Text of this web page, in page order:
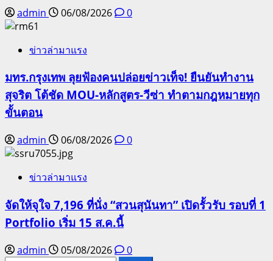
admin 06/08/2026 0
ข่าวล่ามาแรง
มทร.กรุงเทพ ลุยฟ้องคนปล่อยข่าวเท็จ! ยืนยันทำงาน
สุจริต โต้ชัด MOU-หลักสูตร-วีซ่า ทำตามกฎหมายทุก
ขั้นตอน
admin 06/08/2026 0
ข่าวล่ามาแรง
จัดให้จุใจ 7,196 ที่นั่ง “สวนสุนันทา” เปิดรั้วรับ รอบที่ 1
Portfolio เริ่ม 15 ส.ค.นี้
admin 05/08/2026
0